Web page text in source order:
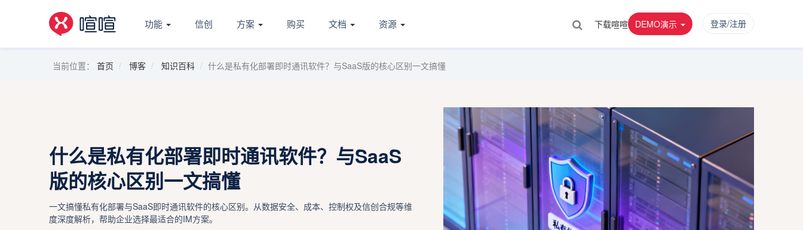
功能 信创 方案 购买 文档 资源 下载喧喧 DEMO演示 登录/注册
当前位置： 首页 博客 知识百科 什么是私有化部署即时通讯软件？与SaaS版的核心区别一文搞懂
什么是私有化部署即时通讯软件？与SaaS
版的核心区别一文搞懂
一文搞懂私有化部署与SaaS即时通讯软件的核心区别。从数据安全、成本、控制权及信创合规等维
度深度解析，帮助企业选择最适合的IM方案。